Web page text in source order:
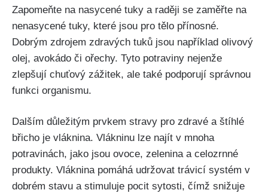
Zapomeňte na nasycené ⁤tuky a raději ⁢se⁤ zaměřte na
nenasycené tuky,⁤ které jsou ‌pro tělo přínosné.
Dobrým‍ zdrojem zdravých tuků jsou například olivový
olej, avokádo či ořechy. Tyto potraviny nejenže‌
zlepšují chuťový zážitek, ⁣ale také ​podporují správnou
funkci organismu.
Dalším důležitým prvkem⁢ stravy pro zdravé a štíhlé
břicho je ‍vláknina. Vlákninu lze najít v⁢ mnoha
potravinách, jako‍ jsou ovoce, zelenina a celozrnné
produkty.‍ Vláknina pomáhá udržovat trávicí systém v
dobrém​ stavu ⁢a stimuluje pocit sytosti, čímž snižuje